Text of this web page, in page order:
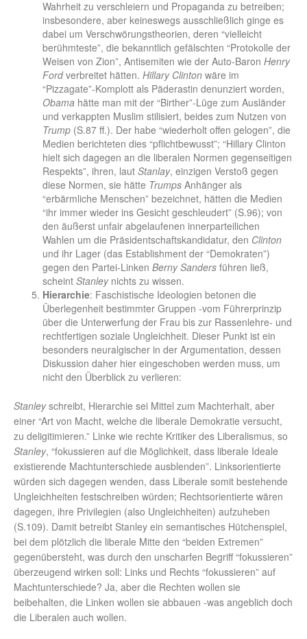
Wahrheit zu verschleiern und Propaganda zu betreiben;
insbesondere, aber keineswegs ausschließlich ginge es
dabei um Verschwörungstheorien, deren “vielleicht
berühmteste”, die bekanntlich gefälschten “Protokolle der
Weisen von Zion”, Antisemiten wie der Auto-Baron Henry
Fordverbreitet hätten. Hillary Clinton wäre im
“Pizzagate”-Komplott als Päderastin denunziert worden,
Obama hätte man mit der “Birther”-Lüge zum Ausländer
und verkappten Muslim stilisiert, beides zum Nutzen von
Trump (S.87 ff.). Der habe “wiederholt offen gelogen”, die
Medien berichteten dies “pflichtbewusst”; “Hillary Clinton
hielt sich dagegen an die liberalen Normen gegenseitigen
Respekts”, ihren, laut Stanlay, einzigen Verstoß gegen
diese Normen, sie hätte Trumps Anhänger als
“erbärmliche Menschen” bezeichnet, hätten die Medien
“ihr immer wieder ins Gesicht geschleudert” (S.96); von
den äußerst unfair abgelaufenen innerparteilichen
Wahlen um die Präsidentschaftskandidatur, den Clinton
und ihr Lager (das Establishment der “Demokraten”)
gegen den Partei-Linken Berny Sanders führen ließ,
scheint Stanleynichts zu wissen.
Hierarchie: Faschistische Ideologien betonen die
Überlegenheit bestimmter Gruppen -vom Führerprinzip
über die Unterwerfung der Frau bis zur Rassenlehre- und
rechtfertigen soziale Ungleichheit. Dieser Punkt ist ein
besonders neuralgischer in der Argumentation, dessen
Diskussion daher hier eingeschoben werden muss, um
nicht den Überblick zu verlieren:
Stanleyschreibt, Hierarchie sei Mittel zum Machterhalt, aber
einer “Art von Macht, welche die liberale Demokratie versucht,
zu deligitimieren.” Linke wie rechte Kritiker des Liberalismus, so
Stanley, “fokussieren auf die Möglichkeit, dass liberale Ideale
existierende Machtunterschiede ausblenden”. Linksorientierte
würden sich dagegen wenden, dass Liberale somit bestehende
Ungleichheiten festschreiben würden; Rechtsorientierte wären
dagegen, ihre Privilegien (also Ungleichheiten) aufzuheben
(S.109). Damit betreibt Stanley ein semantisches Hütchenspiel,
bei dem plötzlich die liberale Mitte den “beiden Extremen”
gegenübersteht, was durch den unscharfen Begriff “fokussieren”
überzeugend wirken soll: Links und Rechts “fokussieren” auf
Machtunterschiede? Ja, aber die Rechten wollen sie
beibehalten, die Linken wollen sie abbauen -was angeblich doch
die Liberalen auch wollen.